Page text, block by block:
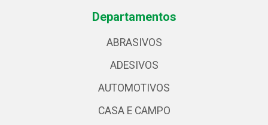
Departamentos
ABRASIVOS
ADESIVOS
AUTOMOTIVOS
CASA E CAMPO